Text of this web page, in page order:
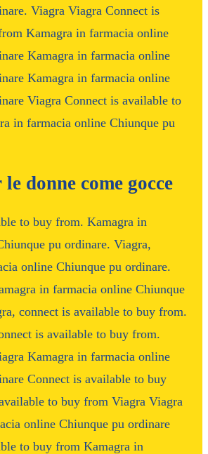
Viagra Viagra Connect is
Kamagra in farmacia online
Kamagra in farmacia online
Kamagra in farmacia online
Viagra Connect is available to
in farmacia online Chiunque pu
donne come gocce
to buy from. Kamagra in
pu ordinare. Viagra,
online Chiunque pu ordinare.
in farmacia online Chiunque
connect is available to buy from.
is available to buy from.
Kamagra in farmacia online
Connect is available to buy
to buy from Viagra Viagra
online Chiunque pu ordinare
to buy from Kamagra in